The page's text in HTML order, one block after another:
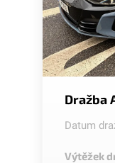
Dražba
Datum
Výtěžek